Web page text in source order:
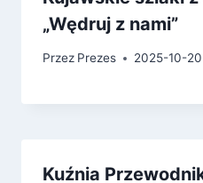
„Wędruj z nami”
Przez Prezes 2025-10-20
Kuźnia